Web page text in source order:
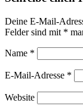
Deine E-Mail-
Felder sind mit *
Name *
E-Mail-Adresse *
Website